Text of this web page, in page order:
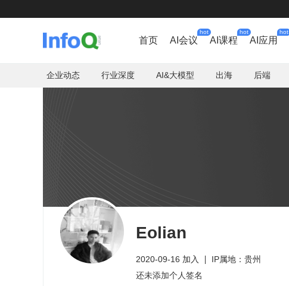
首页 AI会议
hot
AI课程
hot
AI应用
hot
企业动态 行业深度 AI&大模型 出海 后端
Eolian
2020-09-16 加入
IP属地：贵州
还未添加个人签名